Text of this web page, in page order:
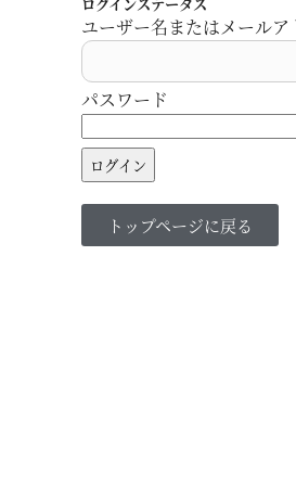
ユーザー名またはメールア
パスワード
トップページに戻る